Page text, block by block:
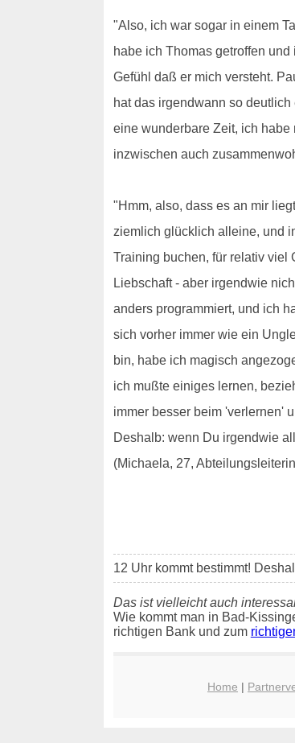
"Also, ich war sogar in einem
habe ich Thomas getroffen
Gefühl daß er mich versteht.
hat das irgendwann so
eine wunderbare Zeit, ich
inzwischen auch
"Hmm, also, dass es an mir
ziemlich glücklich alleine, und
Training buchen, für relativ viel
Liebschaft - aber irgendwie
anders programmiert, und ich
sich vorher immer wie ein
bin, habe ich magisch
ich mußte einiges lernen,
immer besser beim 'verlernen'
Deshalb: wenn Du irgendwie
(Michaela, 27,
12 Uhr kommt bestimmt!
Das ist vielleicht auch
Wie kommt man in Bad-
richtigen Bank und zum
Home |